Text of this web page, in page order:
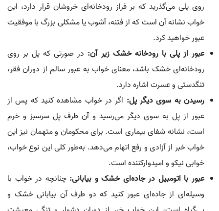
روی پلی می‌گذرید که بر فراز رودخانه‌ای خروشان قرار دارد، این
خواب نشانه آن است که از فتنه، آشوب یا مشکلی بزرگ با موفقیت
عبور خواهید کرد.
عبور از پلی با رودخانه خشک زیر آن: در صورتی که پل بر روی
رودخانه‌ای خشک باشد، معنای خواب به عبور سالم از دوران فقر،
تنگدستی و عسرت اشاره دارد.
رسیدن به سوی دیگر پل: اگر در خواب مشاهده کنید که پس از
عبور از پل به سوی دیگر می‌رسید و آن طرف پل سرسبز و خرم
است، نشانه شفای بیماری است. برای محکومان و متهمان نیز این
خواب خبر از آزادی و رفع اتهام می‌دهد. به‌طور کلی این نوع خواب،
خوابی نیکو و امیدوارکننده است.
عبور با اتومبیل در جاده‌ای خشک و بیابانی:چنانچه در خواب با
وسیله‌ای از جاده‌ای عبور کنید که دو طرف آن بیابانی خشک و